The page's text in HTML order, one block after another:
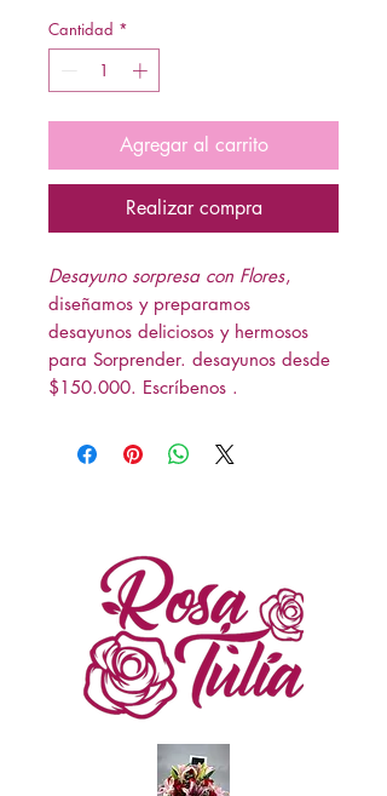
Cantidad *
Agregar al carrito
Realizar compra
Desayuno sorpresa con Flores,
diseñamos y preparamos
desayunos deliciosos y hermosos
para Sorprender. desayunos desde
$150.000. Escríbenos .